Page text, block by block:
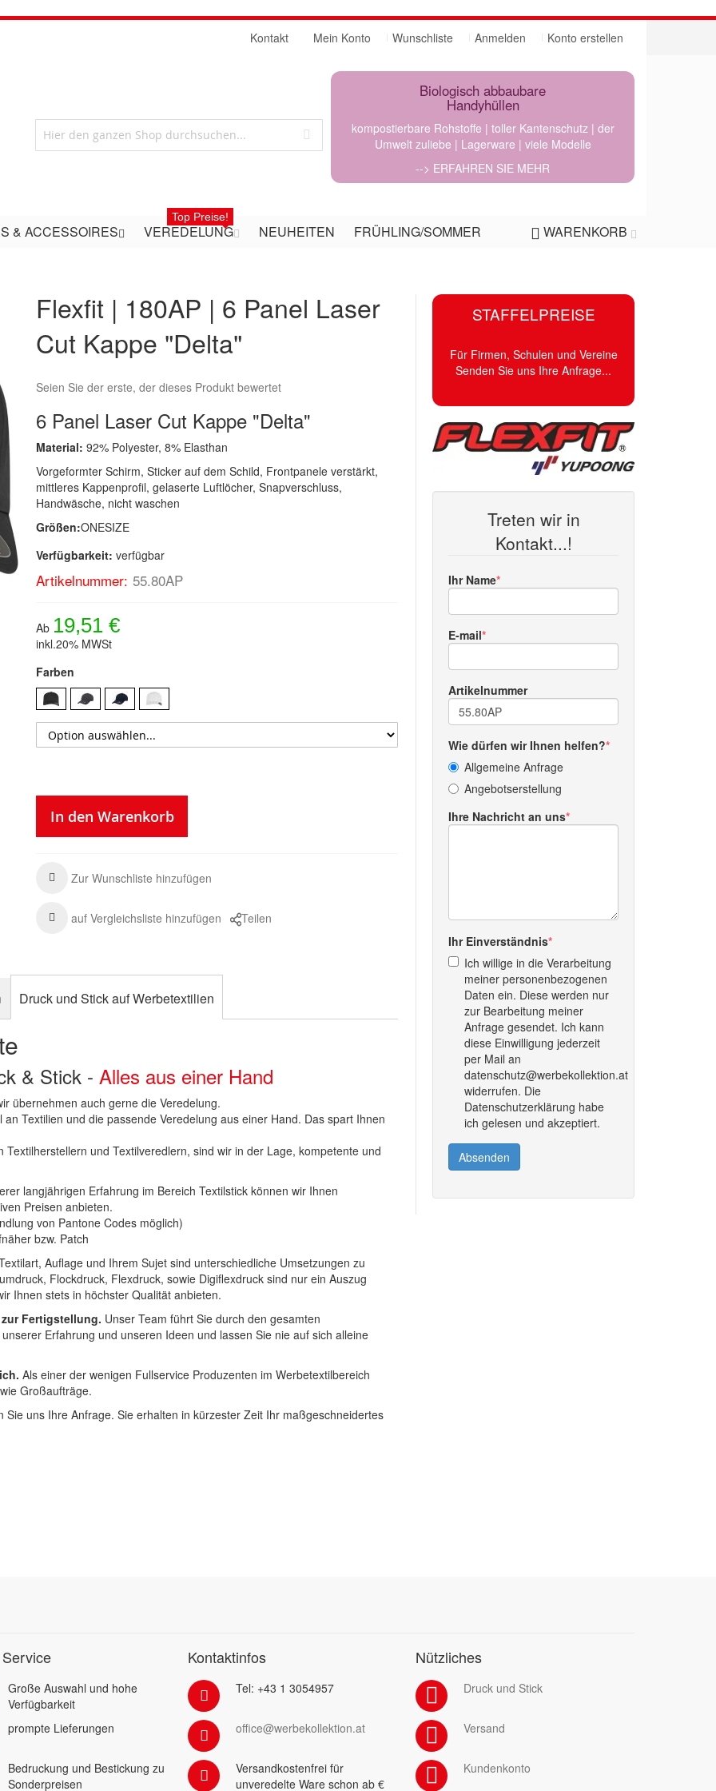
Mein Konto Wunschliste Anmelden Konto erstellen
Kontakt
Biologisch abbaubare
Handyhüllen
kompostierbare Rohstoffe | toller Kantenschutz | der
Umwelt zuliebe | Lagerware | viele Modelle
--> ERFAHREN SIE MEHR
WARENKORB
& ACCESSOIRES VEREDELUNG
Top Preise!
NEUHEITEN FRÜHLING/SOMMER
Flexfit | 180AP | 6 Panel Laser
Cut Kappe "Delta"
Seien Sie der erste, der dieses Produkt bewertet
6 Panel Laser Cut Kappe "Delta"
Material:92% Polyester, 8% Elasthan
Vorgeformter Schirm, Sticker auf dem Schild, Frontpanele verstärkt,
mittleres Kappenprofil, gelaserte Luftlöcher, Snapverschluss,
Handwäsche, nicht waschen
Größen:ONESIZE
Verfügbarkeit: verfügbar
Artikelnummer: 55.80AP
Ab 19,51 €
inkl.20% MWSt
Farben
In den Warenkorb
Zur Wunschliste hinzufügen
auf Vergleichsliste hinzufügen Teilen
STAFFELPREISE
Für Firmen, Schulen und Vereine
Senden Sie uns Ihre Anfrage...
Treten wir in
Kontakt...!
Ihr Name
E-mail
Artikelnummer
Wie dürfen wir Ihnen helfen?
Allgemeine Anfrage
Angebotserstellung
Ihre Nachricht an uns
Ihr Einverständnis
Ich willige in die Verarbeitung
meiner personenbezogenen
Daten ein. Diese werden nur
zur Bearbeitung meiner
Anfrage gesendet. Ich kann
diese Einwilligung jederzeit
per Mail an
datenschutz@werbekollektion.at
widerrufen. Die
Datenschutzerklärung habe
ich gelesen und akzeptiert.
Absenden
Druck und Stick auf Werbetextilien
& Stick -Alles aus einer Hand
übernehmen auch gerne die Veredelung.
Textilien und die passende Veredelung aus einer Hand. Das spart Ihnen
und Textilveredlern, sind wir in der Lage, kompetente und
langjährigen Erfahrung im Bereich Textilstick können wir Ihnen
Preisen anbieten.
von Pantone Codes möglich)
bzw. Patch
Auflage und Ihrem Sujet sind unterschiedliche Umsetzungen zu
Flockdruck, Flexdruck, sowie Digiflexdruck sind nur ein Auszug
Ihnen stets in höchster Qualität anbieten.
Fertigstellung. Unser Team führt Sie durch den gesamten
Erfahrung und unseren Ideen und lassen Sie nie auf sich alleine
Als einer der wenigen Fullservice Produzenten im Werbetextilbereich
Großaufträge.
uns Ihre Anfrage. Sie erhalten in kürzester Zeit Ihr maßgeschneidertes
Große Auswahl und hohe
Verfügbarkeit
prompte Lieferungen
Bedruckung und Bestickung zu
Sonderpreisen
Kontaktinfos
Tel: +43 1 3054957
office@werbekollektion.at
Versandkostenfrei für
unveredelte Ware schon ab €
Nützliches
Druck und Stick
Versand
Kundenkonto